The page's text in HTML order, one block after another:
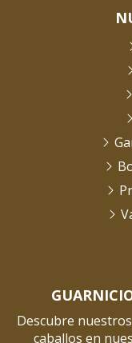
Descubre
caballos en